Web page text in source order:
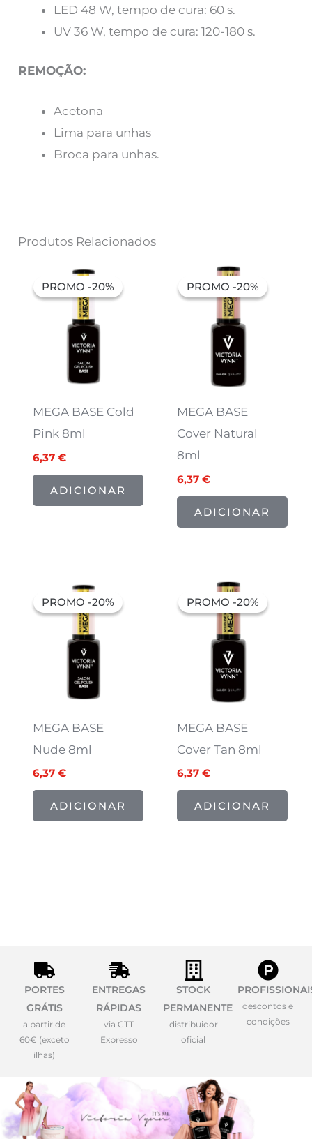
LED 48 W, tempo de cura: 60 s.
UV 36 W, tempo de cura: 120-180 s.
REMOÇÃO:
Acetona
Lima para unhas
Broca para unhas.
Produtos Relacionados
PROMO -20%
PROMO -20%
MEGA BASE Cold
Pink 8ml
preço
original
6,37 €
O
preço
atual
6,37 €.
ADICIONAR
PROMO -20%
PROMO -20%
MEGA BASE
Cover Natural
8ml
preço
original
6,37€
O
preço
atual
6,37 €.
ADICIONAR
PROMO -20%
PROMO -20%
MEGA BASE
Nude 8ml
preço
original
6,37 €
O
preço
atual
6,37 €.
ADICIONAR
PROMO -20%
PROMO -20%
MEGA BASE
Cover Tan 8ml
preço
original
6,37€
O
preço
atual
6,37 €.
ADICIONAR
PORTES
GRÁTIS
a partir de
60€ (exceto
ilhas)
ENTREGAS
RÁPIDAS
via CTT
Expresso
STOCK
PERMANENTE
distribuidor
oficial
descontos e
condições